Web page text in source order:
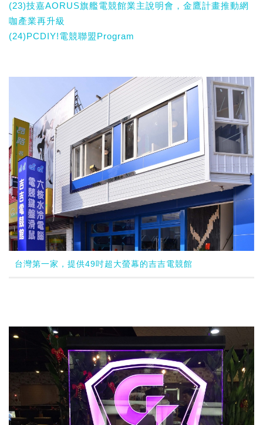
(23)技嘉AORUS旗艦電競館業主說明會，金鷹計畫推動網
咖產業再升級
(24)PCDIY!電競聯盟Program
台灣第一家，提供49吋超大螢幕的吉吉電競館